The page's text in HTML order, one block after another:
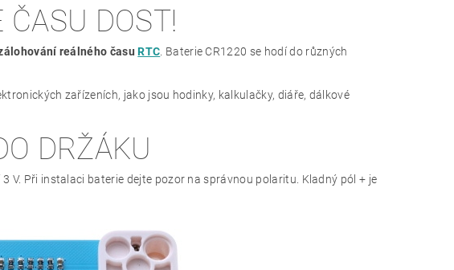
DOST!
reálného časuRTC . Baterie CR1220 se hodí do různých
zařízeních, jako jsou hodinky, kalkulačky, diáře, dálkové
DRŽÁKU
V. Při instalaci baterie dejte pozor na správnou polaritu. Kladný pól + je